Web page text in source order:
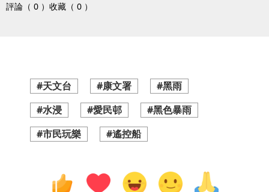
評論（ 0 ） 收藏（ 0 ）
#天文台 #康文署
#黑雨
#水浸
#愛民邨
#黑色暴雨
#市民玩樂
#遙控船